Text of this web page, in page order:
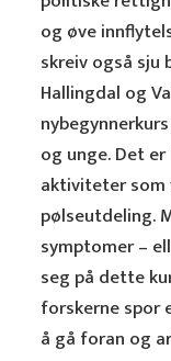
og øve
skreiv også
Hallingdal og
og unge. Det
aktiviteter som
pølseutdeling.
symptomer –
seg på dette
forskerne spor
å gå foran og